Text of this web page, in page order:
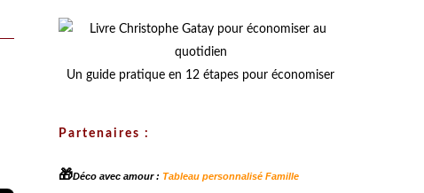
Un guide pratique en 12 étapes pour économiser
Partenaires :
🎁Déco avec amour : Tableau personnalisé Famille